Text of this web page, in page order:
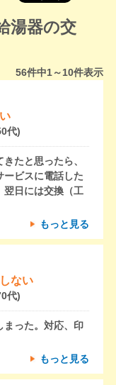
湯器の交
56件中1～10件表示
代)
たと思ったら、
ービスに電話した
翌日には交換（工
もっと見る
ない
代)
まった。対応、印
もっと見る